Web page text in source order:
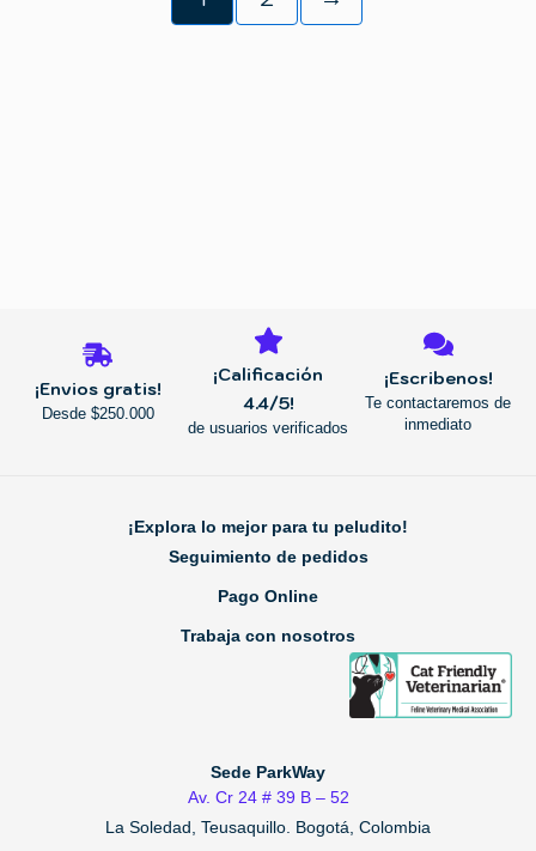
¡Envios gratis!
Desde $250.000
¡Calificación
4.4/5!
de usuarios verificados
¡Escribenos!
Te contactaremos de
inmediato
¡Explora lo mejor para tu peludito!
Seguimiento de pedidos
Pago Online
Trabaja con nosotros
Sede ParkWay
Av. Cr 24 # 39 B – 52
La Soledad, Teusaquillo. Bogotá, Colombia